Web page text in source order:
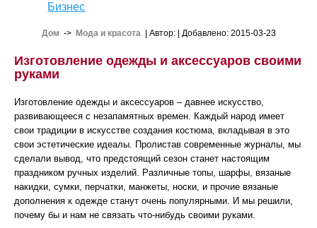
Бизнес
Дом -> Мода и красота| Автор: | Добавлено: 2015-03-23
Изготовление одежды и аксессуаров своими
руками
Изготовление одежды и аксессуаров – давнее искусство,
развивающееся с незапамятных времен. Каждый народ имеет
свои традиции в искусстве создания костюма, вкладывая в это
свои эстетические идеалы. Пролистав современные журналы, мы
сделали вывод, что предстоящий сезон станет настоящим
праздником ручных изделий. Различные топы, шарфы, вязаные
накидки, сумки, перчатки, манжеты, носки, и прочие вязаные
дополнения к одежде станут очень популярными. И мы решили,
почему бы и нам не связать что-нибудь своими руками.